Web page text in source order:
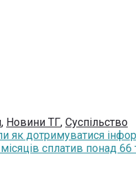
, Новини ТГ, Суспільство
як дотримуватися
сплатив понад